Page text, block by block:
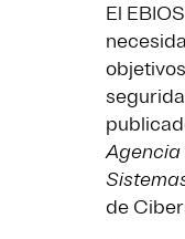
El
de